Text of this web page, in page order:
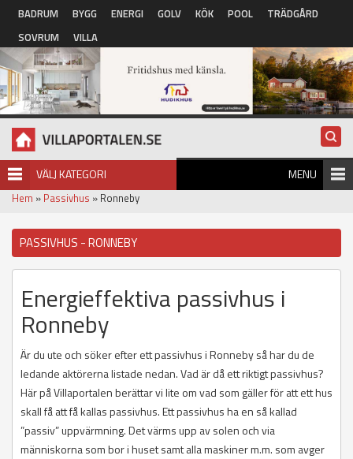
Hoppa till huvudinnehåll
BADRUM BYGG ENERGI GOLV KÖK POOL
TRÄDGÅRD
SOVRUM
VILLA
VÄLJ KATEGORI MENU
Hem » Passivhus » Ronneby
PASSIVHUS - RONNEBY
Energieffektiva passivhus i
Ronneby
Är du ute och söker efter ett passivhus i Ronneby så har du de
ledande aktörerna listade nedan. Vad är då ett riktigt passivhus?
Här på Villaportalen berättar vi lite om vad som gäller för att ett hus
skall få att få kallas passivhus. Ett passivhus ha en så kallad
”passiv” uppvärmning. Det värms upp av solen och via
människorna som bor i huset samt alla maskiner m.m. som avger